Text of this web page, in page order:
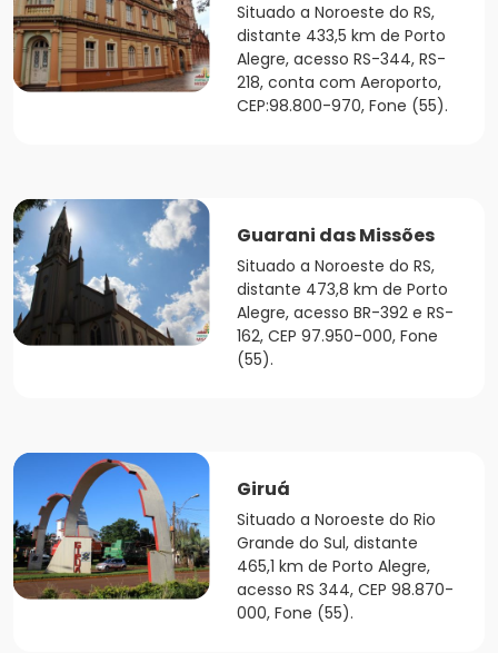
Situado a Noroeste do RS,
distante 433,5 km de Porto
Alegre, acesso RS-344, RS-
218, conta com Aeroporto,
CEP:98.800-970, Fone (55).
Guarani das Missões
Situado a Noroeste do RS,
distante 473,8 km de Porto
Alegre, acesso BR-392 e RS-
162, CEP 97.950-000, Fone
(55).
Giruá
Situado a Noroeste do Rio
Grande do Sul, distante
465,1 km de Porto Alegre,
acesso RS 344, CEP 98.870-
000, Fone (55).